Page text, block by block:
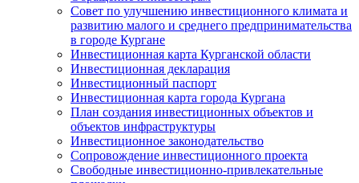
Совет по улучшению инвестиционного климата и
развитию малого и среднего предпринимательства
в городе Кургане
Инвестиционная карта Курганской области
Инвестиционная декларация
Инвестиционный паспорт
Инвестиционная карта города Кургана
План создания инвестиционных объектов и
объектов инфраструктуры
Инвестиционное законодательство
Сопровождение инвестиционного проекта
Свободные инвестиционно-привлекательные